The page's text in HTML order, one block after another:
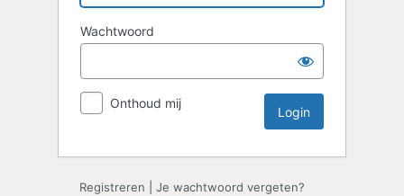
Wachtwoord
Onthoud mij
Registreren Je wachtwoord vergeten?